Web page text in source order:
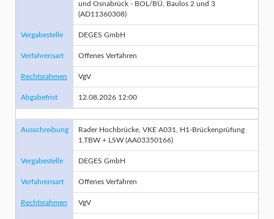
und Osnabrück - BOL/BÜ, Baulos 2 und 3
(AD11360308)
Vergabestelle DEGES GmbH
Verfahrensart Offenes Verfahren
Rechtsrahmen VgV
Abgabefrist 12.08.2026 12:00
Ausschreibung
Rader Hochbrücke, VKE A031, H1-Brückenprüfung
1.TBW + LSW (AA03350166)
Vergabestelle DEGES GmbH
Verfahrensart Offenes Verfahren
Rechtsrahmen VgV